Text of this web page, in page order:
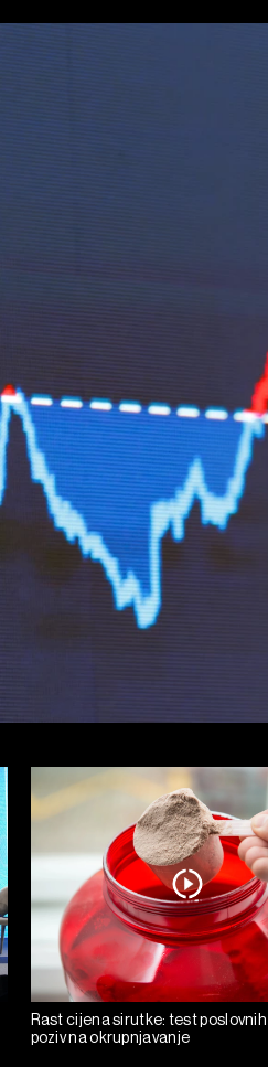
Rast cijena sirutke: test poslovnih
poziv na okrupnjavanje